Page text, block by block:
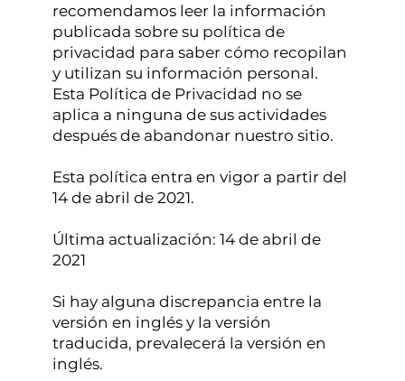
recomendamos leer la información
publicada sobre su política de
privacidad para saber cómo recopilan
y utilizan su información personal.
Esta Política de Privacidad no se
aplica a ninguna de sus actividades
después de abandonar nuestro sitio.
Esta política entra en vigor a partir del
14 de abril de 2021.
Última actualización: 14 de abril de
2021
Si hay alguna discrepancia entre la
versión en inglés y la versión
traducida, prevalecerá la versión en
inglés.